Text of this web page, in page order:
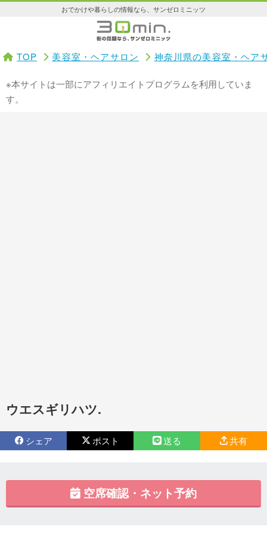
おでかけや暮らしの情報なら、サンゼロミニッツ
TOP 美容室・ヘアサロン 神奈川県の美容室・ヘア
※本サイトは一部にアフィリエイトプログラムを利用していま
す。
ウエスギリハツ.
シェア ポスト 送る 共有
空席確認・ネット予約